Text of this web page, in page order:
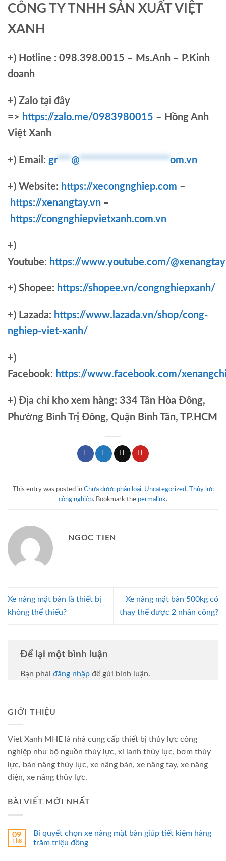
CÔNG TY TNHH SẢN XUẤT VIỆT
XANH
+) Hotline : 098.398.0015 – Ms.Anh – P.Kinh
doanh
+) Zalo tại đây
=> https://zalo.me/0983980015 – Hồng Anh
Việt Xanh
+) Email: gr***@********************om.vn
+) Website: https://xecongnghiep.com –
https://xenangtay.vn –
https://congnghiepvietxanh.com.vn
+)
Youtube: https://www.youtube.com/@xenangtay
+) Shopee: https://shopee.vn/congnghiepxanh/
+) Lazada: https://www.lazada.vn/shop/cong-
nghiep-viet-xanh/
+)
Facebook: https://www.facebook.com/
+) Địa chỉ kho xem hàng: 334 Tân Hòa Đông,
Phường Bình Trị Đông, Quận Bình Tân, TP.HCM
This entry was posted in Chưa được phân loại, Uncategorized,
Thủy lực
công nghiệp. Bookmark the permalink.
NGOC TIEN
Xe nâng mặt bàn là thiết bị
không thể thiếu?
Xe nâng mặt bàn 500kg có
thay thế được 2 nhân công?
Để lại một bình luận
Bạn phải đăng nhập để gửi bình luận.
GIỚI THIỆU
Viet Xanh MHE là nhà cung cấp thiết bị thủy lực công
nghiệp như bộ nguồn thủy lực, xi lanh thủy lực, bơm thủy
lực, bàn nâng thủy lực, xe nâng bàn, xe nâng tay, xe nâng
điện, xe nâng thủy lực.
BÀI VIẾT MỚI NHẤT
09
Th8
Bí quyết chọn xe nâng mặt bàn giúp tiết kiệm hàng
trăm triệu đồng